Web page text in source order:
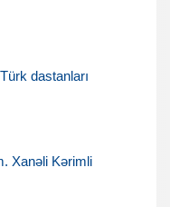
dastanları
Xanəli Kərimli